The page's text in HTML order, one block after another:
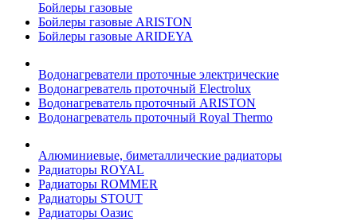
Бойлеры газовые
Бойлеры газовые ARISTON
Бойлеры газовые ARIDEYA
Водонагреватели проточные электрические
Водонагреватель проточный Electrolux
Водонагреватель проточный ARISTON
Водонагреватель проточный Royal Thermo
Алюминиевые, биметаллические радиаторы
Радиаторы ROYAL
Радиаторы ROMMER
Радиаторы STOUT
Радиаторы Оазис